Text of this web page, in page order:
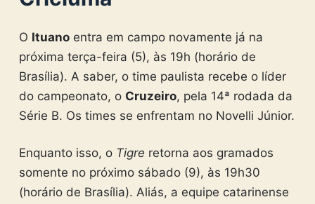
O Ituanoentra em campo novamente já na
próxima terça-feira (5), às 19h (horário de
Brasília). A saber, o time paulista recebe o líder
do campeonato, o Cruzeiro, pela 14ª rodada da
Série B. Os times se enfrentam no Novelli Júnior.
Enquanto isso, o Tigre retorna aos gramados
somente no próximo sábado (9), às 19h30
(horário de Brasília). Aliás, a equipe catarinense